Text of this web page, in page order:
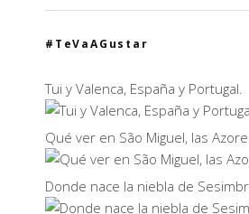
#TeVaAGustar
Tui y Valenca, España y Portugal.
Qué ver en São Miguel, las
Donde nace la niebla de